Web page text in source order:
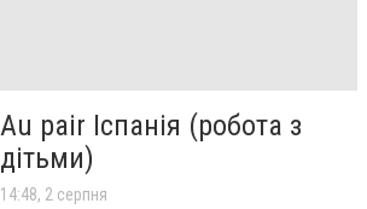
Au pair Іспанія (робота з
дітьми)
14:48, 2 серпня